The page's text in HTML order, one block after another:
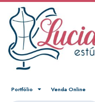
Portfólio Venda Online